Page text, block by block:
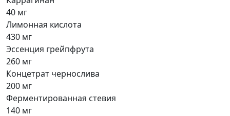
40 мг
Лимонная кислота
430 мг
Эссенция грейпфрута
260 мг
Концетрат чернослива
200 мг
Ферментированная стевия
140 мг